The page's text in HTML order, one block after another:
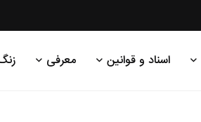
اسناد و قوانین معرفی